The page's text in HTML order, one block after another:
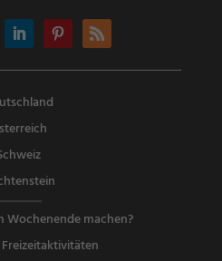
Wochenende machen?